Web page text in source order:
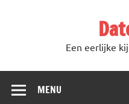
Een eerlijke
MENU